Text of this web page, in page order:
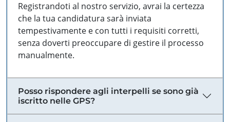
Registrandoti al nostro servizio, avrai la certezza
che la tua candidatura sarà inviata
tempestivamente e con tutti i requisiti corretti,
senza doverti preoccupare di gestire il processo
manualmente.
Posso rispondere agli interpelli se sono già
iscritto nelle GPS?